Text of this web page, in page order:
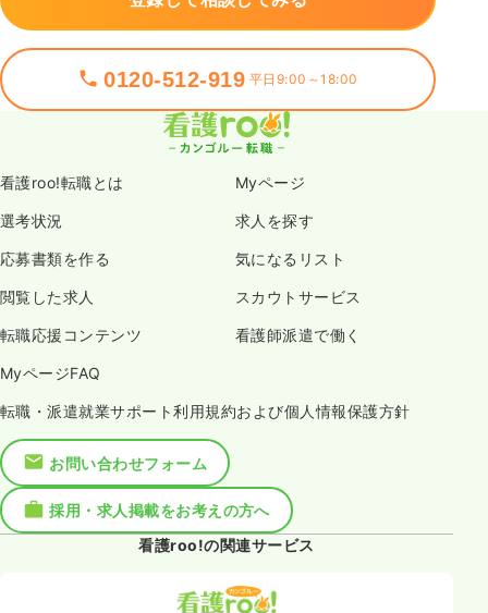
0120-512-919 平日9:00～18:00
看護roo!転職とは Myページ
選考状況 求人を探す
応募書類を作る 気になるリスト
閲覧した求人 スカウトサービス
転職応援コンテンツ 看護師派遣で働く
MyページFAQ
転職・派遣就業サポート利用規約および個人情報保護方針
お問い合わせフォーム
採用・求人掲載をお考えの方へ
看護roo!の関連サービス